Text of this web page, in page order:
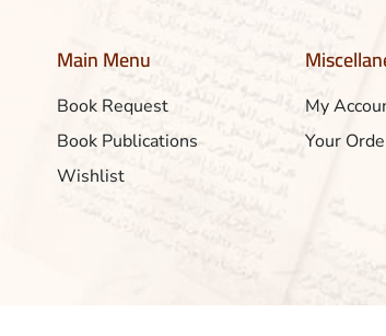
Main Menu
Book Request
Book Publications
Wishlist
My
Your